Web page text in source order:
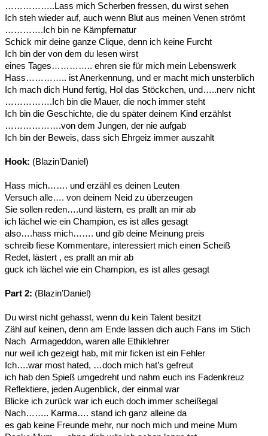
……………..Lass mich Scherben fressen, du wirst sehen
Ich steh wieder auf, auch wenn Blut aus meinen Venen strömt
………….Ich bin ne Kämpfernatur
Schick mir deine ganze Clique, denn ich keine Furcht
Ich bin der von dem du lesen wirst
eines Tages………….. ehren sie für mich mein Lebenswerk
Hass………….. ist Anerkennung, und er macht mich unsterblich
Ich mach dich Hund fertig, Hol das Stöckchen, und…..nerv nicht
…………….Ich bin die Mauer, die noch immer steht
Ich bin die Geschichte, die du später deinem Kind erzählst
……………….von dem Jungen, der nie aufgab
Ich bin der Beweis, dass sich Ehrgeiz immer auszahlt
Hook: (Blazin’Daniel)
Hass mich……. und erzähl es deinen Leuten
Versuch alle…. von deinem Neid zu überzeugen
Sie sollen reden….und lästern, es prallt an mir ab
ich lächel wie ein Champion, es ist alles gesagt
also….hass mich……. und gib deine Meinung preis
schreib fiese Kommentare, interessiert mich einen Scheiß
Redet, lästert , es prallt an mir ab
guck ich lächel wie ein Champion, es ist alles gesagt
Part 2: (Blazin’Daniel)
Du wirst nicht gehasst, wenn du kein Talent besitzt
Zähl auf keinen, denn am Ende lassen dich auch Fans im Stich
Nach Armageddon, waren alle Ethiklehrer
nur weil ich gezeigt hab, mit mir ficken ist ein Fehler
Ich….war most hated, …doch mich hat’s gefreut
ich hab den Spieß umgedreht und nahm euch ins Fadenkreuz
Reflektiere, jeden Augenblick, der einmal war
Blicke ich zurück war ich euch doch immer scheißegal
Nach…….. Karma…. stand ich ganz alleine da
es gab keine Freunde mehr, nur noch mich und meine Mum